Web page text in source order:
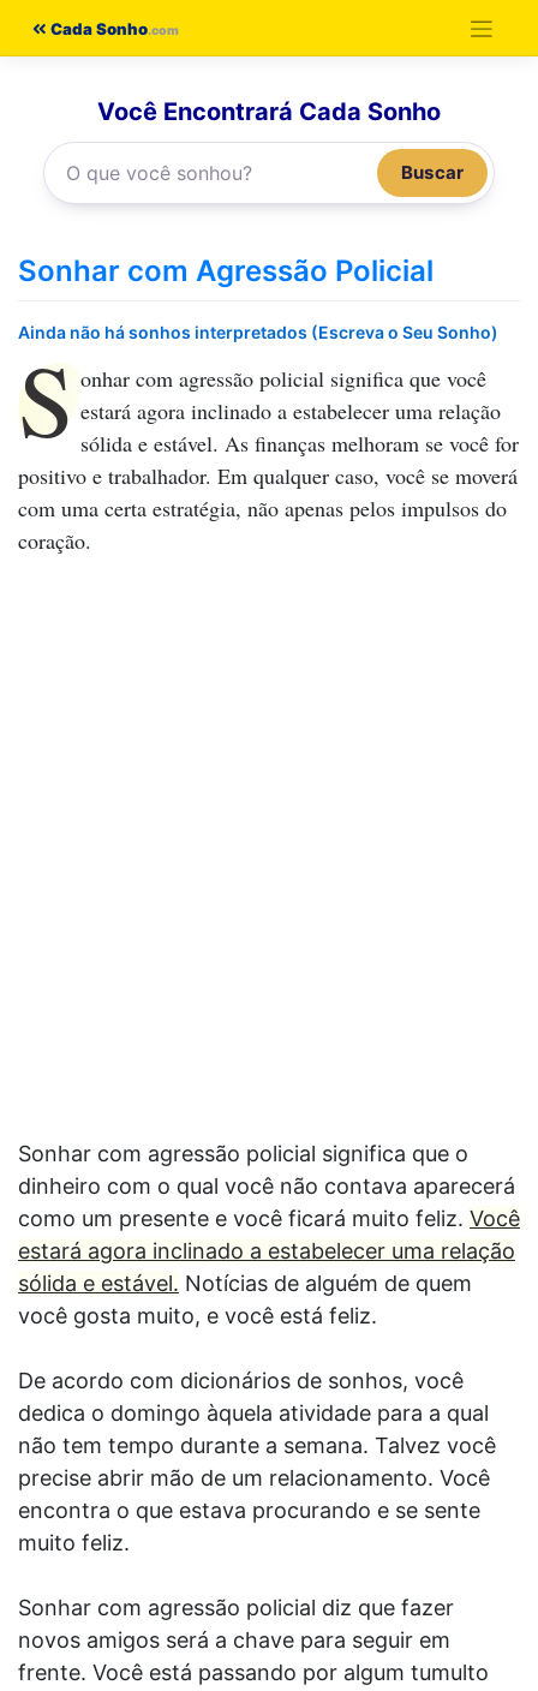
Cada Sonho
Você Encontrará Cada Sonho
Buscar
Sonhar com Agressão Policial
Ainda não há sonhos interpretados (Escreva o Seu Sonho)
S onhar com agressão policial significa que você
estará agora inclinado a estabelecer uma relação
sólida e estável. As finanças melhoram se você for
positivo e trabalhador. Em qualquer caso, você se moverá
com uma certa estratégia, não apenas pelos impulsos do
coração.
Sonhar com agressão policial significa que o
dinheiro com o qual você não contava aparecerá
como um presente e você ficará muito feliz. Você
estará agora inclinado a estabelecer uma relação
sólida e estável. Notícias de alguém de quem
você gosta muito, e você está feliz.
De acordo com dicionários de sonhos, você
dedica o domingo àquela atividade para a qual
não tem tempo durante a semana. Talvez você
precise abrir mão de um relacionamento. Você
encontra o que estava procurando e se sente
muito feliz.
Sonhar com agressão policial diz que fazer
novos amigos será a chave para seguir em
frente. Você está passando por algum tumulto